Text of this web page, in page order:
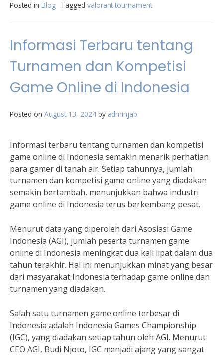
Posted in Blog Tagged valorant tournament
Informasi Terbaru tentang
Turnamen dan Kompetisi
Game Online di Indonesia
Posted on August 13, 2024 by adminjab
Informasi terbaru tentang turnamen dan kompetisi
game online di Indonesia semakin menarik perhatian
para gamer di tanah air. Setiap tahunnya, jumlah
turnamen dan kompetisi game online yang diadakan
semakin bertambah, menunjukkan bahwa industri
game online di Indonesia terus berkembang pesat.
Menurut data yang diperoleh dari Asosiasi Game
Indonesia (AGI), jumlah peserta turnamen game
online di Indonesia meningkat dua kali lipat dalam dua
tahun terakhir. Hal ini menunjukkan minat yang besar
dari masyarakat Indonesia terhadap game online dan
turnamen yang diadakan.
Salah satu turnamen game online terbesar di
Indonesia adalah Indonesia Games Championship
(IGC), yang diadakan setiap tahun oleh AGI. Menurut
CEO AGI, Budi Njoto, IGC menjadi ajang yang sangat